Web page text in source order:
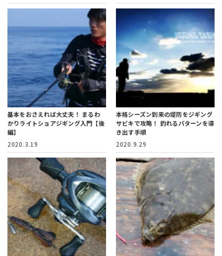
基本をおさえれば大丈夫！ まるわ
かりライトショアジギング入門【後
編】
2020.3.19
本格シーズン到来の堤防をジギング
サビキで攻略！ 釣れるパターンを導
き出す手順
2020.9.29